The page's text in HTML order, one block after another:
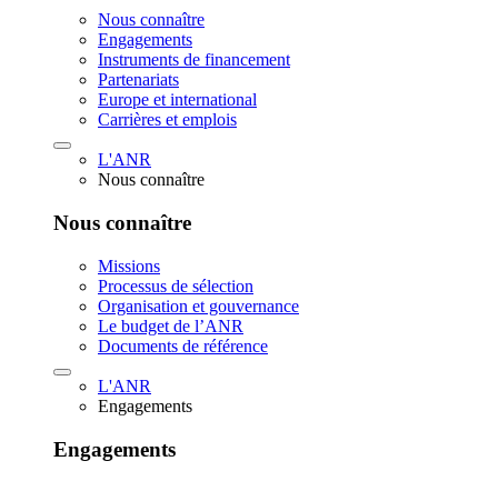
Nous connaître
Engagements
Instruments de financement
Partenariats
Europe et international
Carrières et emplois
L'ANR
Nous connaître
Nous connaître
Missions
Processus de sélection
Organisation et gouvernance
Le budget de l’ANR
Documents de référence
L'ANR
Engagements
Engagements